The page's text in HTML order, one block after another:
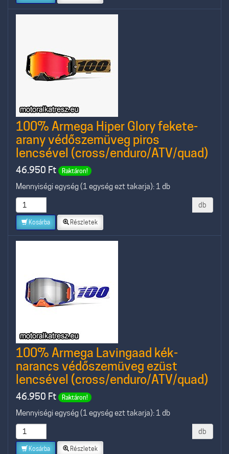
100% Armega Hiper Glory fekete-
arany védőszemüveg piros
lencsével (cross/enduro/ATV/quad)
46.950 Ft Raktáron!
Mennyiségi egység (1 egység ezt takarja): 1 db
db
Kosárba Részletek
100% Armega Lavingaad kék-
narancs védőszemüveg ezüst
lencsével (cross/enduro/ATV/quad)
46.950 Ft Raktáron!
Mennyiségi egység (1 egység ezt takarja): 1 db
db
Kosárba Részletek